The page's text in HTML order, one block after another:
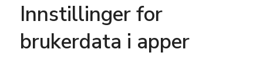
Innstillinger for
brukerdata i apper